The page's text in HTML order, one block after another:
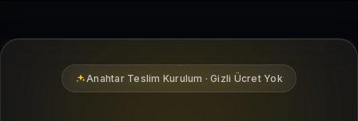
Zonguldak bölgesindeki yerel müşterilerin sizi bulmasına
Anahtar Teslim Kurulum · Gizli Ücret Yok